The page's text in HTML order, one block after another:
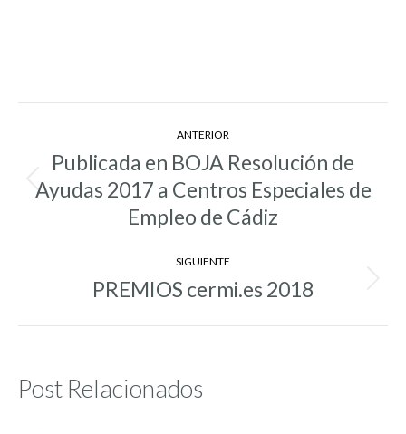
Navegación
entre
entradas
ANTERIOR
Entrada
anterior:
Publicada en BOJA Resolución de
Ayudas 2017 a Centros Especiales de
Empleo de Cádiz
SIGUIENTE
Entrada
PREMIOS cermi.es 2018
Post Relacionados